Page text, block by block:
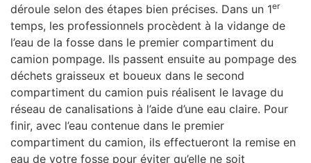
déroule selon des étapes bien précises. Dans un 1er
temps, les professionnels procèdent à la vidange de
l’eau de la fosse dans le premier compartiment du
camion pompage. Ils passent ensuite au pompage des
déchets graisseux et boueux dans le second
compartiment du camion puis réalisent le lavage du
réseau de canalisations à l’aide d’une eau claire. Pour
finir, avec l’eau contenue dans le premier
compartiment du camion, ils effectueront la remise en
eau de votre fosse pour éviter qu’elle ne soit